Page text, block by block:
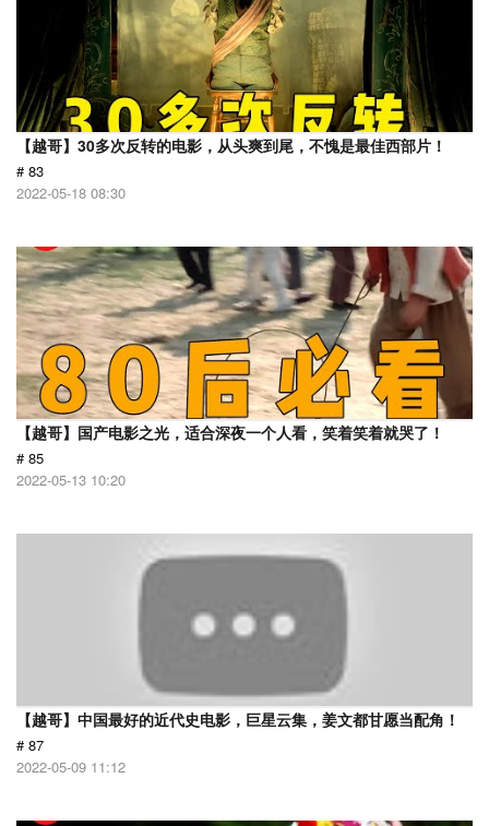
【越哥】30多次反转的电影，从头爽到尾，不愧是最佳西部片！
# 83
2022-05-18 08:30
【越哥】国产电影之光，适合深夜一个人看，笑着笑着就哭了！
# 85
2022-05-13 10:20
【越哥】中国最好的近代史电影，巨星云集，姜文都甘愿当配角！
# 87
2022-05-09 11:12